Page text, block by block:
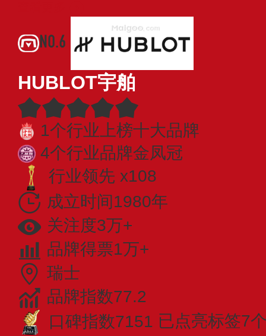
NO.6
HUBLOT宇舶
1个行业上榜十大品牌
4个行业品牌金凤冠
行业领先 x108
成立时间1980年
关注度3万+
品牌得票1万+
瑞士
品牌指数77.2
口碑指数7151 已点亮标签7